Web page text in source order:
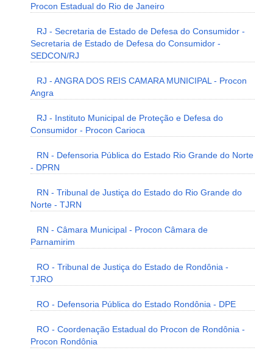
Procon Estadual do Rio de Janeiro
RJ - Secretaria de Estado de Defesa do Consumidor -
Secretaria de Estado de Defesa do Consumidor -
SEDCON/RJ
RJ - ANGRA DOS REIS CAMARA MUNICIPAL - Procon
Angra
RJ - Instituto Municipal de Proteção e Defesa do
Consumidor - Procon Carioca
RN - Defensoria Pública do Estado Rio Grande do Norte
- DPRN
RN - Tribunal de Justiça do Estado do Rio Grande do
Norte - TJRN
RN - Câmara Municipal - Procon Câmara de
Parnamirim
RO - Tribunal de Justiça do Estado de Rondônia -
TJRO
RO - Defensoria Pública do Estado Rondônia - DPE
RO - Coordenação Estadual do Procon de Rondônia -
Procon Rondônia